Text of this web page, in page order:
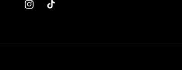
Instagram
TikTok